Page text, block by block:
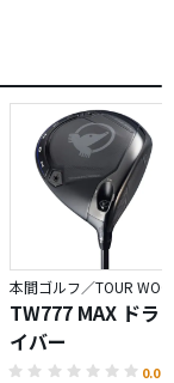
TW777 MAX ドラ
イバー
0.0